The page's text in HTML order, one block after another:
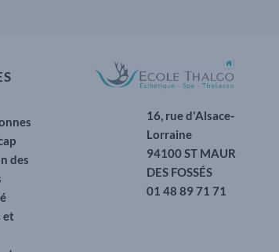
des
et
16, rue d'Alsace-
Lorraine
94100 ST MAUR
DES FOSSÉS
01 48 89 71 71